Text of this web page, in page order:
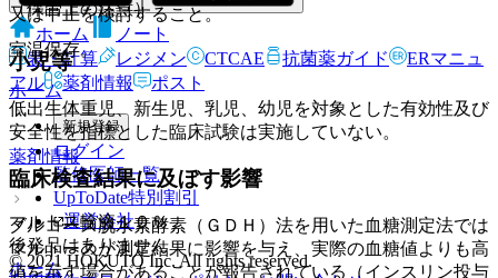
（保管上の注意）
室温保存。
ホーム
薬剤情報
マルトス輸液１０％
後発品はありません
ホーム
又は中止を検討すること。
小児等
低出生体重児、新生児、乳児、幼児を対象とした有効性及び
安全性を指標とした臨床試験は実施していない。
臨床検査結果に及ぼす影響
グルコース脱水素酵素（ＧＤＨ）法を用いた血糖測定法では
マルトースが測定結果に影響を与え、実際の血糖値よりも高
値を示す場合があることが報告されている（インスリン投与
ホーム
ノート
表・計算
レジメン CTCAE 抗菌薬ガイド
ERマニュ
アル
薬剤情報 ポスト
新規登録
ログイン
監修医師一覧
UpToDate特別割引
運営会社
© 2021 HOKUTO Inc. All rights reserved.